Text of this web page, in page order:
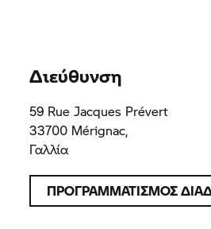
Διεύθυνση
59 Rue Jacques Prévert
33700 Mérignac,
Γαλλία
ΠΡΟΓΡΑΜΜΑΤΙΣΜΟΣ